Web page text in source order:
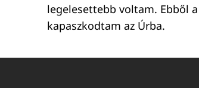
legelesettebb voltam. Ebből
kapaszkodtam az Úrba.